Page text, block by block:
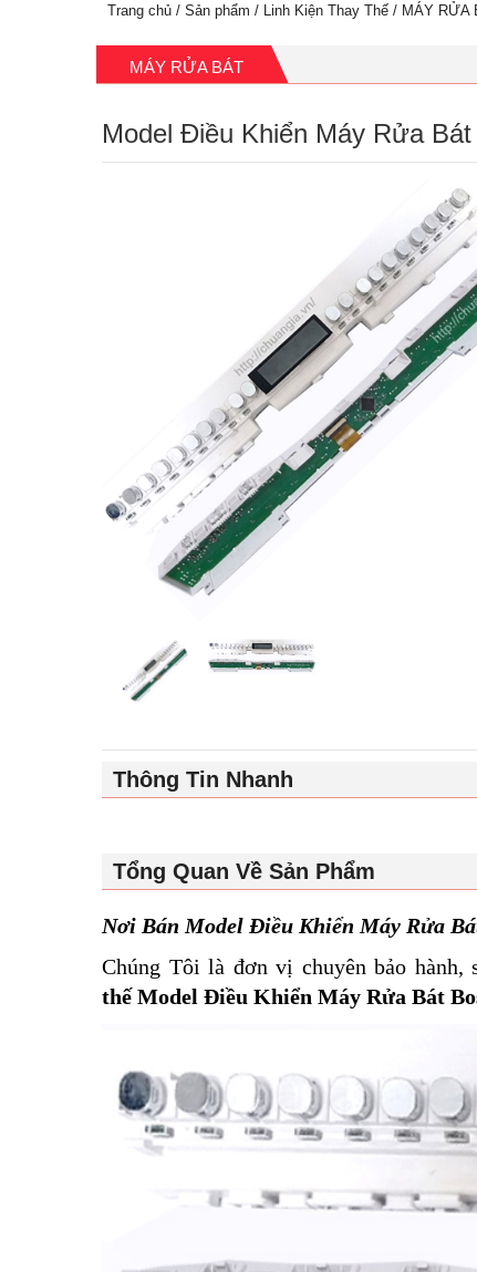
Trang chủ / Sản phẩm / Linh Kiện Thay Thế / MÁY RỬA
MÁY RỬA BÁT
Model Điều Khiển Máy Rửa
Thông Tin Nhanh
Tổng Quan Về Sản Phẩm
Nơi Bán Model Điều Khiển Máy Rửa
Chúng Tôi là đơn vị chuyên bảo hành,
thế Model Điều Khiển Máy Rửa Bát